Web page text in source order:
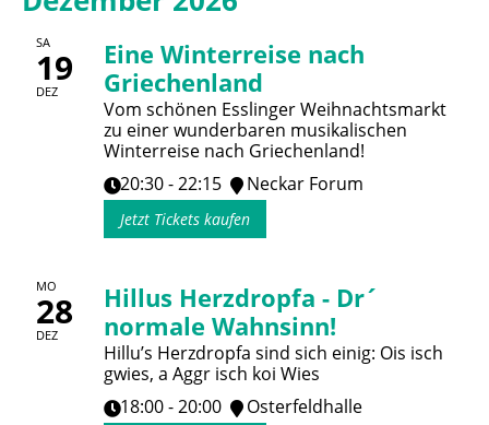
SA
19
DEZ
Eine Winterreise nach
Griechenland
Vom schönen Esslinger Weihnachtsmarkt
zu einer wunderbaren musikalischen
Winterreise nach Griechenland!
20:30 - 22:15
Neckar Forum
Jetzt Tickets kaufen
MO
28
DEZ
Hillus Herzdropfa - Dr´
normale Wahnsinn!
Hillu’s Herzdropfa sind sich einig: Ois isch
gwies, a Aggr isch koi Wies
18:00 - 20:00
Osterfeldhalle